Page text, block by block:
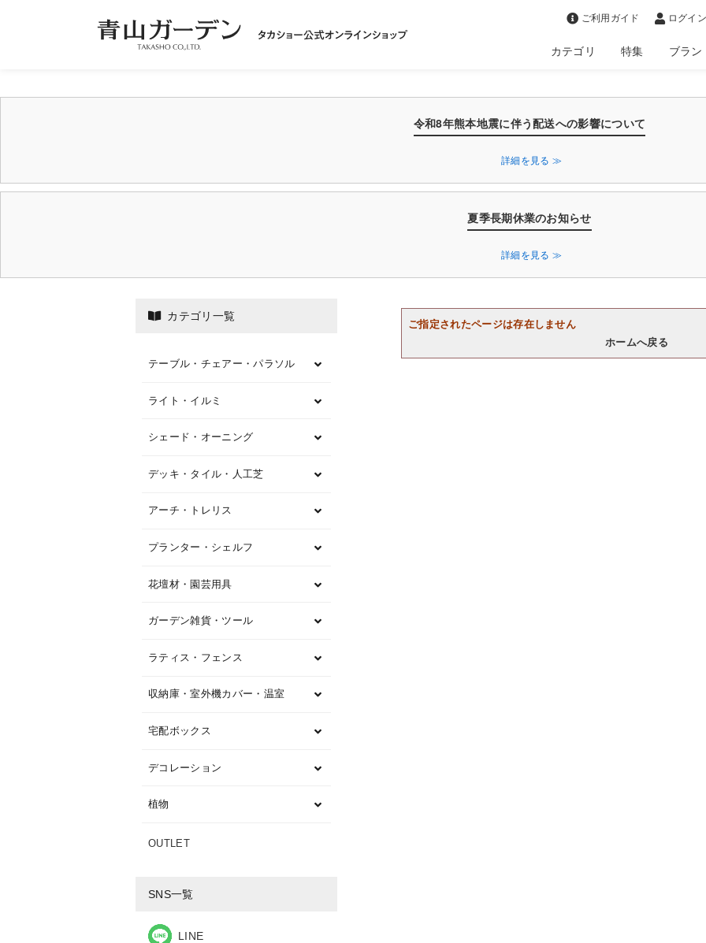
ご利用ガイド ログイ
カテゴリ 特集 ブラン
令和8年熊本地震に伴う配送への影響について
詳細を見る ≫
夏季長期休業のお知らせ
詳細を見る ≫
ご指定されたページは存在しません
ホームへ戻る
カテゴリ一覧
テーブル・チェアー・パラソル
ライト・イルミ
シェード・オーニング
デッキ・タイル・人工芝
アーチ・トレリス
プランター・シェルフ
花壇材・園芸用具
ガーデン雑貨・ツール
ラティス・フェンス
収納庫・室外機カバー・温室
宅配ボックス
デコレーション
植物
OUTLET
SNS一覧
LINE